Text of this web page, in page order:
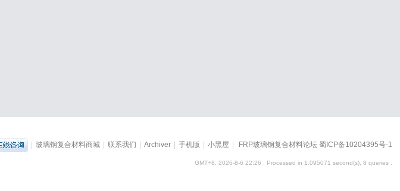
| 玻璃钢复合材料商城 | 联系我们 | Archiver | 手机版 | 小黑屋 | FRP玻璃钢复合材料论坛 蜀ICP备10204395号-1
GMT+8, 2026-8-6 22:26 , Processed in 1.095071 second(s), 8 queries .